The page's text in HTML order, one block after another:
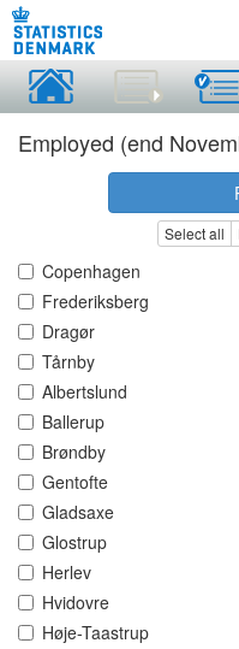
Employed (end
Select all
Copenhagen
Frederiksberg
Dragør
Tårnby
Albertslund
Ballerup
Brøndby
Gentofte
Gladsaxe
Glostrup
Herlev
Hvidovre
Høje-Taastrup